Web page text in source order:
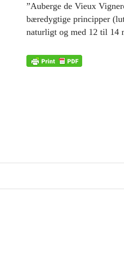
”Auberge de Vieux
bæredygtige principper
naturligt og med 12 til 14